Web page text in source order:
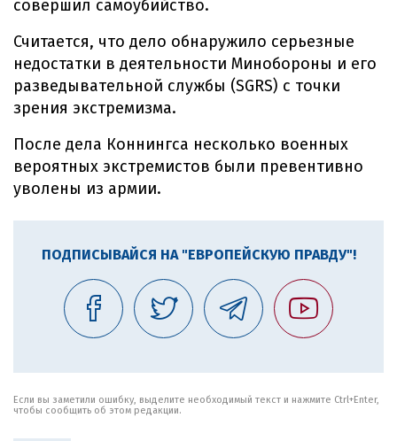
совершил самоубийство.
Считается, что дело обнаружило серьезные
недостатки в деятельности Минобороны и его
разведывательной службы (SGRS) с точки
зрения экстремизма.
После дела Коннингса несколько военных
вероятных экстремистов были превентивно
уволены из армии.
ПОДПИСЫВАЙСЯ НА "ЕВРОПЕЙСКУЮ ПРАВДУ"!
Если вы заметили ошибку, выделите необходимый текст и нажмите Ctrl+Enter,
чтобы сообщить об этом редакции.